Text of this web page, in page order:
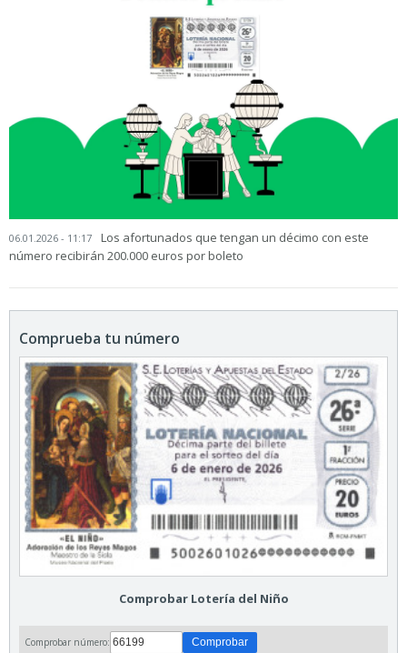
06.01.2026 - 11:17
Los afortunados que tengan un décimo con este
número recibirán 200.000 euros por boleto
Comprueba tu número
Comprobar Lotería del Niño
Comprobar número: